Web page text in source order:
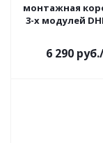
монтажная
3-х модулей
6 290руб.